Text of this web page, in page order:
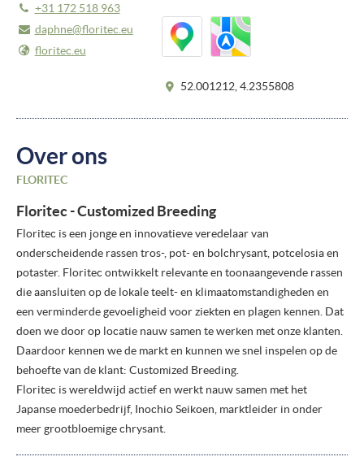
OVER ONS
+31 172 518 963
daphne@floritec.eu
floritec.eu
52.001212, 4.2355808
Over ons
FLORITEC
Floritec - Customized Breeding
Floritec is een jonge en innovatieve veredelaar van
onderscheidende rassen tros-, pot- en bolchrysant, potcelosia en
potaster. Floritec ontwikkelt relevante en toonaangevende rassen
die aansluiten op de lokale teelt- en klimaatomstandigheden en
een verminderde gevoeligheid voor ziekten en plagen kennen. Dat
doen we door op locatie nauw samen te werken met onze klanten.
Daardoor kennen we de markt en kunnen we snel inspelen op de
behoefte van de klant: Customized Breeding.
Floritec is wereldwijd actief en werkt nauw samen met het
Japanse moederbedrijf, Inochio Seikoen, marktleider in onder
meer grootbloemige chrysant.